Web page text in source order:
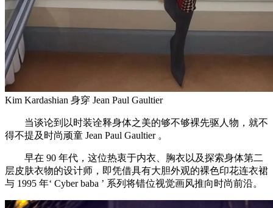
Kim Kardashian 身穿 Jean Paul Gaultier
当谈论到以时装诠释身体之美的够不够裸先驱人物，就不
得不提及时尚顽童 Jean Paul Gaultier 。
早在 90 年代，这位热衷于内衣、胸衣以及探索身体第二
层皮肤衣物的设计师，即凭借具有大胆外观的裸色印花连衣裙
与 1995 年‘ Cyber baba ’ 系列将错位视觉画风推向时尚前沿。